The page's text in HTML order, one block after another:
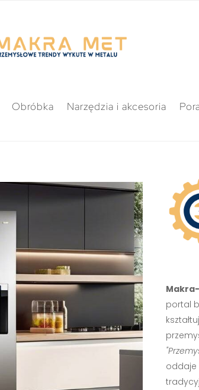
Obróbka Narzędzia i akcesoria
portal
oddaje